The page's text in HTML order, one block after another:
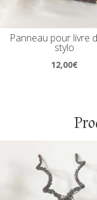
Panneau pour livre
stylo
12,00€